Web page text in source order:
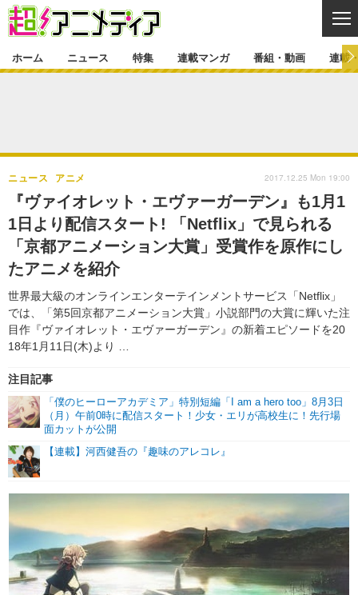
ゲーム・アプリ マンガ
グッズ イベント
声優 コスプレ
特集一覧 カバー
ラキりす
連載マンガ
番組・動画
番組・動画一覧 ラジオ
動画
連載・ブログ
連載・ブログ一覧 コラム
編集部ブログ・お知らせ
ホーム ニュース 特集 連載マンガ 番組・動画 連載
『ヴァイオレット・エヴァーガーデン』も1月1
1日より配信スタート! 「Netflix」で見られる
「京都アニメーション大賞」受賞作を原作にし
たアニメを紹介
世界最大級のオンラインエンターテインメントサービス「Netflix」
では、「第5回京都アニメーション大賞」小説部門の大賞に輝いた注
目作『ヴァイオレット・エヴァーガーデン』の新着エピソードを20
18年1月11日(木)より …
ニュース アニメ
注目記事
「僕のヒーローアカデミア」特別短編「I am a hero too」8月3日
（月）午前0時に配信スタート！少女・エリが高校生に！先行場
面カットが公開
【連載】河西健吾の『趣味のアレコレ』
2017.12.25 Mon 19:00